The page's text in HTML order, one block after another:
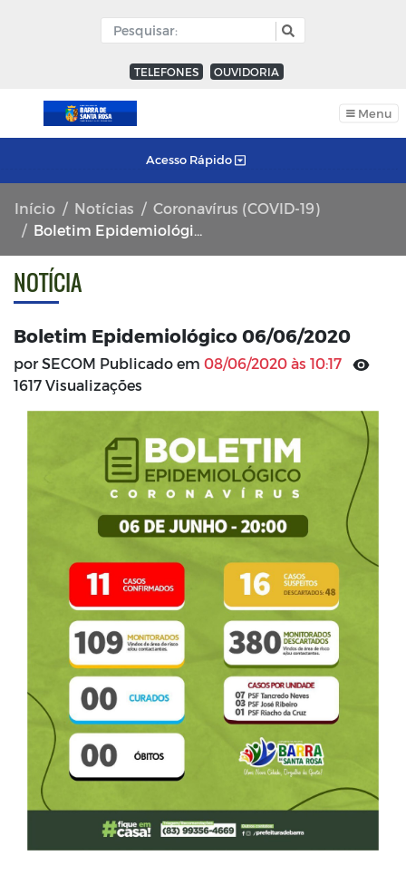
TELEFONES OUVIDORIA
Menu
Acesso Rápido
Início Notícias
Coronavírus (COVID-19)
Boletim Epidemiológico 06/06/2020
NOTÍCIA
Boletim Epidemiológico 06/06/2020
por SECOM Publicado em 08/06/2020 às 10:17
1617 Visualizações